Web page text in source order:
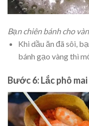
Bạn chiên bánh cho
Khi dầu ăn đã sôi,
bánh gạo vàng thì
Bước 6: Lắc phô mai